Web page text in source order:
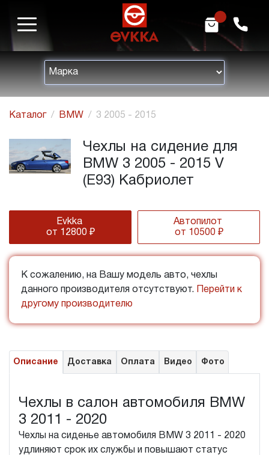
h m
Каталог BMW 3 2005 - 2015
Чехлы на сидение для
BMW 3 2005 - 2015 V
(E93) Кабриолет
Evkka
от 12800 ₽
Автопилот
от 10500 ₽
К сожалению, на Вашу модель авто, чехлы
данного производителя отсутствуют.
Перейти к
другому производителю
Описание Доставка Оплата Видео Фото
Чехлы в салон автомобиля BMW
3 2011 - 2020
Чехлы на сиденье автомобиля BMW 3 2011 - 2020
удлиняют срок их службы и повышают статус